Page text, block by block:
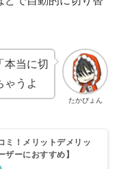
たかぴょん
本当に切
ゃうよ
ミ！メリットデメリッ
ザーにおすすめ】